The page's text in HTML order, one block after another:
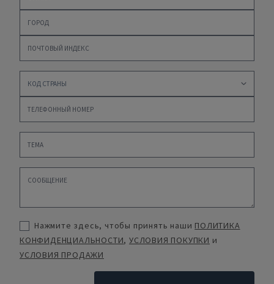
Нажмите здесь, чтобы принять наши ПОЛИТИКА
КОНФИДЕНЦИАЛЬНОСТИ,УСЛОВИЯ ПОКУПКИ и
УСЛОВИЯ ПРОДАЖИ